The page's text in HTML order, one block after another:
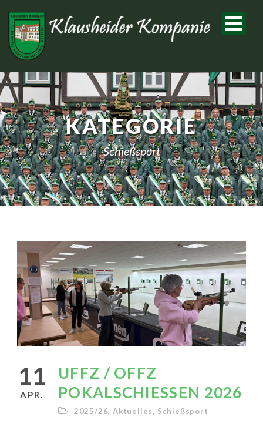
KATEGORIE
Schießsport
11
APR.
UFFZ / OFFZ
POKALSCHIESSEN 2026
2025/26, Aktuelles, Schießsport